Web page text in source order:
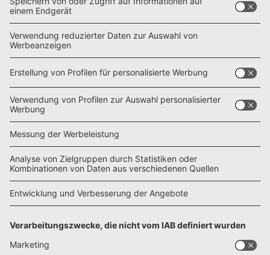
und Bauen ultraleichter Möbel, fundierte Kaufberatung sowie
inspirierende Einblicke in zwei prämierte DIY-Camper. Hol dir
jetzt kostenlos das Expertenwissen, um deinen Camper
individuell, funktional und mit Freude selbst auszubauen.
Jetzt herunterladen